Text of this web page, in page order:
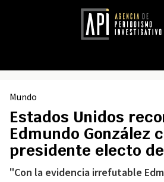
Mundo
Estados Unidos
Edmundo González
presidente electo
"Con la evidencia irrefutable